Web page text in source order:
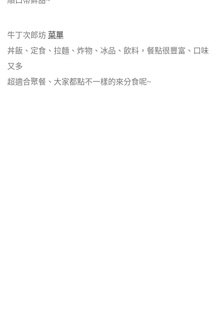
牛丁次郎坊 菜單
丼飯、定食、拉麵、炸物、冰品、飲料，餐點很豐富、口味
又多
超適合聚餐、大家都點不一樣的來分食呢~